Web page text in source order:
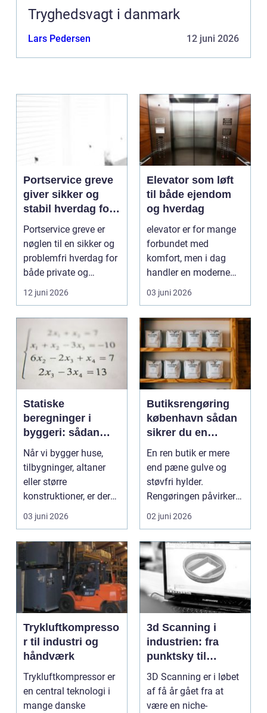
Tryghedsvagt i danmark
Lars Pedersen 12 juni 2026
Portservice greve
giver sikker og
stabil hverdag for
porte
Portservice greve er
nøglen til en sikker og
problemfri hverdag for
både private og
virksomheder, de...
12 juni 2026
Elevator som løft
til både ejendom
og hverdag
elevator er for mange
forbundet med
komfort, men i dag
handler en moderne
elevator lige så meg...
03 juni 2026
Statiske
beregninger i
byggeri: sådan
skaber de
sikkerhed og
tryghed
Når vi bygger huse,
tilbygninger, altaner
eller større
konstruktioner, er der
én ting, der altid ska...
03 juni 2026
Butiksrengøring
københavn sådan
sikrer du en
indbydende butik
hver dag
En ren butik er mere
end pæne gulve og
støvfri hylder.
Rengøringen påvirker
kundernes
førstehåndsind...
02 juni 2026
Trykluftkompresso
r til industri og
håndværk
Trykluftkompressor er
en central teknologi i
mange danske
3d Scanning i
industrien: fra
punktsky til
præcist
projektgrundlag
3D Scanning er i løbet
af få år gået fra at
være en niche-